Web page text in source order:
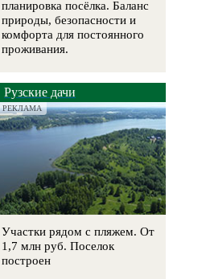
планировка посёлка. Баланс
природы, безопасности и
комфорта для постоянного
проживания.
Рузские дачи
РЕКЛАМА
Участки рядом с пляжем. От
1,7 млн руб. Поселок
построен